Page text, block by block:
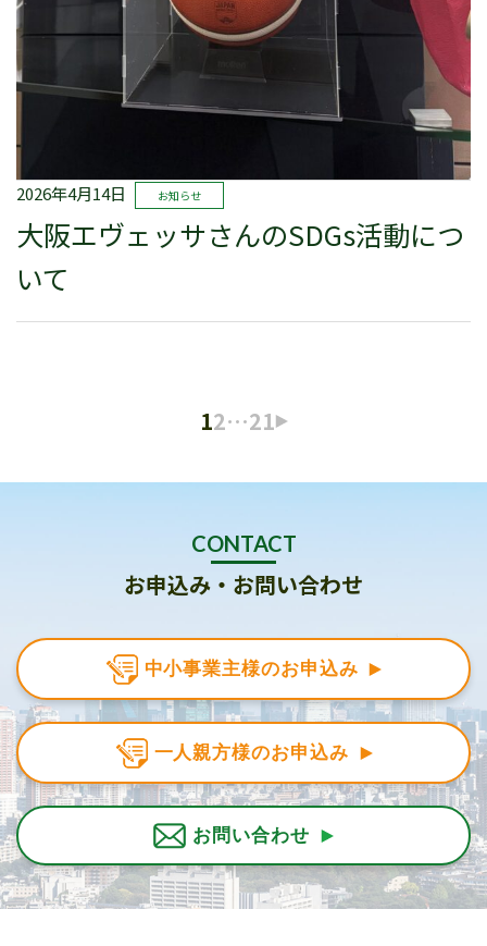
2026年4月14日 お知らせ
大阪エヴェッサさんのSDGs活動につ
いて
12…21
CONTACT
お申込み・お問い合わせ
中小事業主様のお申込み
一人親方様のお申込み
お問い合わせ